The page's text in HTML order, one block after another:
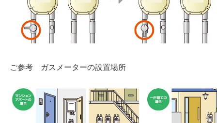
ご参考 ガスメーターの設置場所